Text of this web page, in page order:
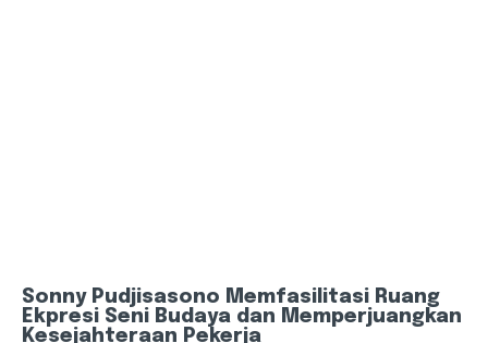
Sonny Pudjisasono Memfasilitasi Ruang
Ekpresi Seni Budaya dan Memperjuangkan
Kesejahteraan Pekerja